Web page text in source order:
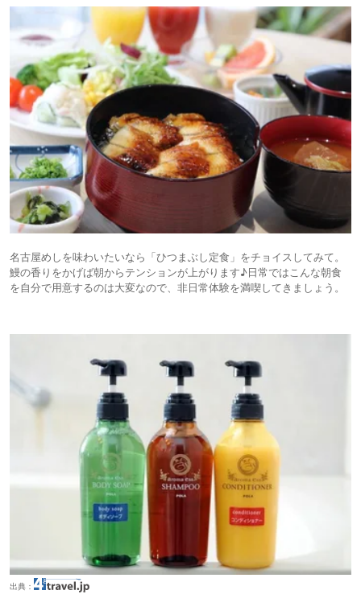
名古屋めしを味わいたいなら「ひつまぶし定食」をチョイスしてみて。
鰻の香りをかげば朝からテンションが上がります♪日常ではこんな朝食
を自分で用意するのは大変なので、非日常体験を満喫してきましょう。
出典：